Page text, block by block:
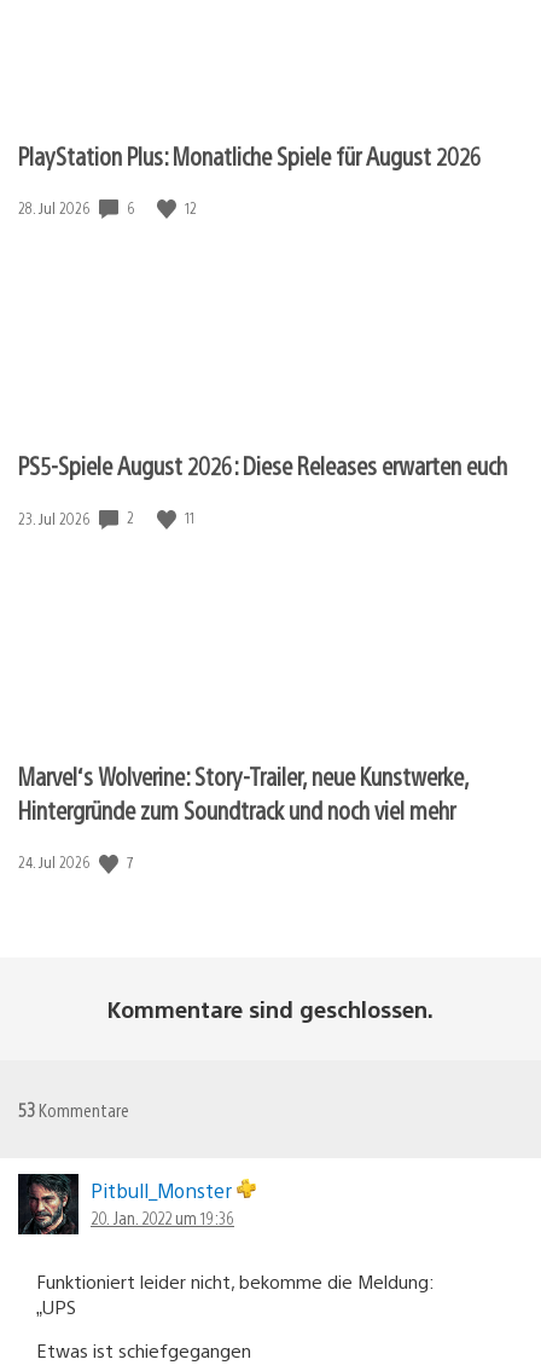
PlayStation Plus: Monatliche Spiele für August 2026
Veröffentlichungsdatum:
28. Jul 2026 6 12
PS5-Spiele August 2026: Diese Releases erwarten euch
Veröffentlichungsdatum:
23. Jul 2026 2 11
Marvel‘s Wolverine: Story-Trailer, neue Kunstwerke,
Hintergründe zum Soundtrack und noch viel mehr
Veröffentlichungsdatum:
24. Jul 2026 7
Kommentare sind geschlossen.
53 Kommentare
Pitbull_Monster
20. Jan. 2022 um 19:36
Funktioniert leider nicht, bekomme die Meldung:
„UPS
Etwas ist schiefgegangen